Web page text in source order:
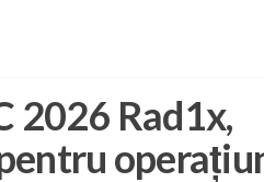
2026 Rad1x,